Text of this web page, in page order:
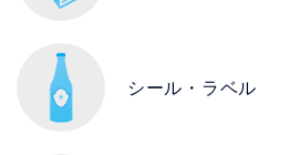
シール・ラベル